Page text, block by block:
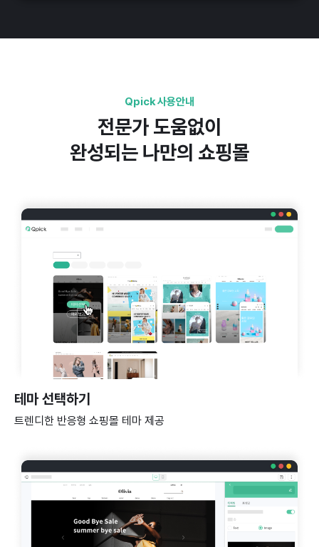
Qpick 사용안내
전문가 도움없이
완성되는 나만의 쇼핑몰
테마 선택하기
트렌디한 반응형 쇼핑몰 테마 제공